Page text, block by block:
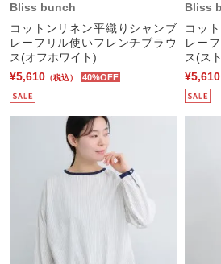
Bliss bunch
コットンリネン平織りシャンブ
レーフリル使いフレンチブラウ
ス(オフホワイト)
¥5,610 （税込） 40%OFF
Bliss
コッ
レー
ス(ス
¥5,610